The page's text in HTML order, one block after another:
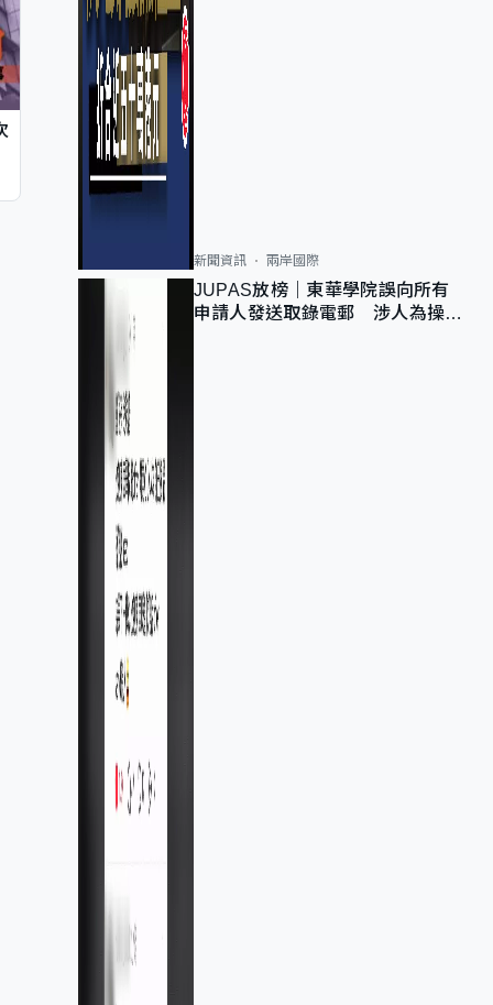
新聞資訊 兩岸國際
JUPAS放榜｜東華學院誤向所有
申請人發送取錄電郵 涉人為操作